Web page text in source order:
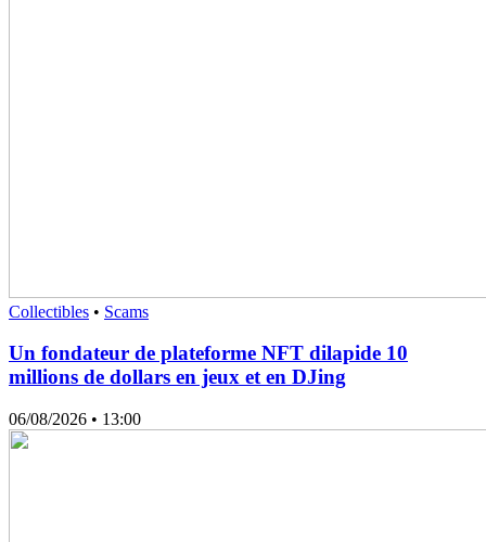
Collectibles • Scams
Un fondateur de plateforme NFT dilapide 10
millions de dollars en jeux et en DJing
06/08/2026 • 13:00